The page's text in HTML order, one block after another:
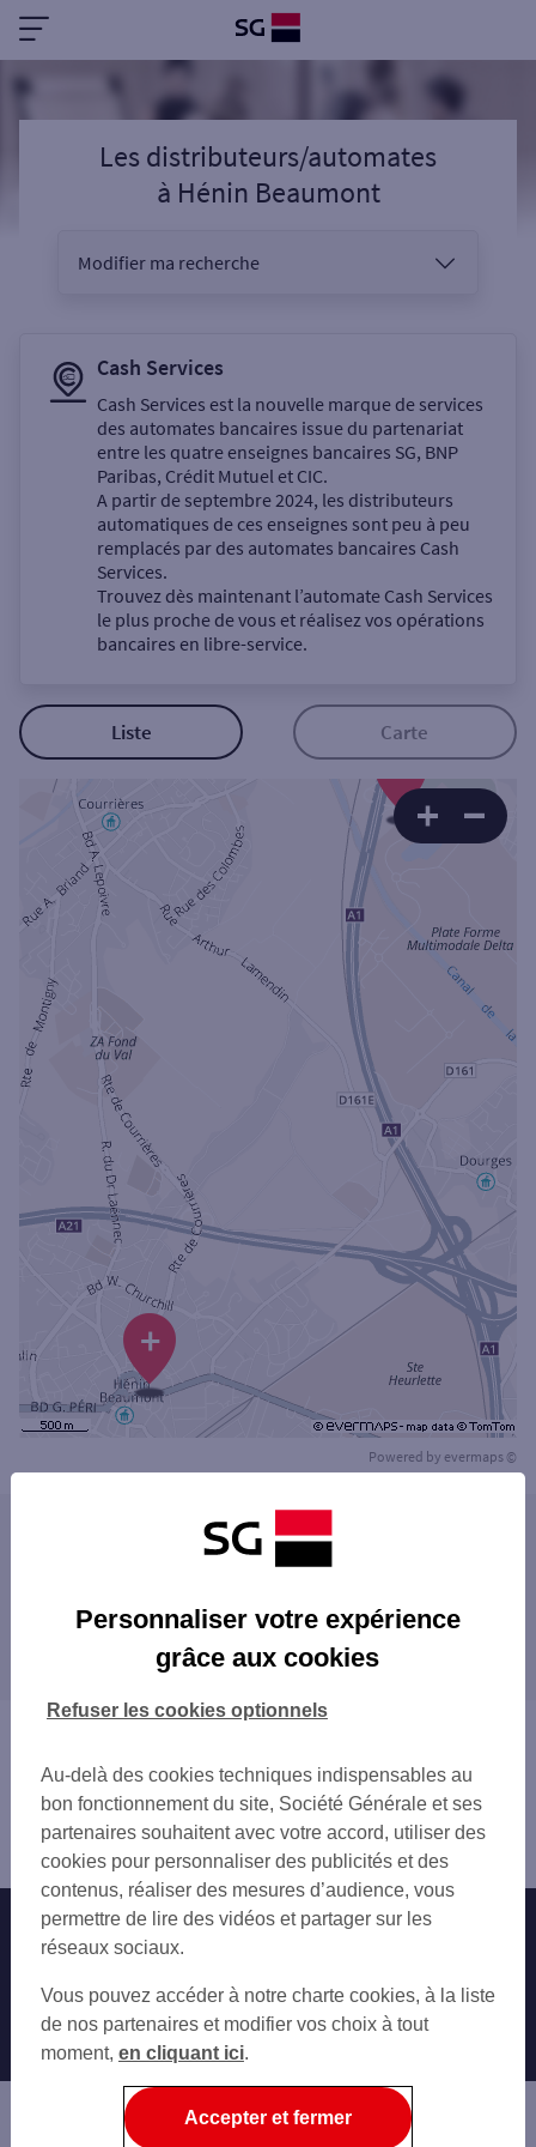
Les distributeurs/automates
à Hénin Beaumont
Modifier ma recherche
Sélectionnez votre recherche
Un service
Autour de moi
Ville / Code postal
Cash Services
Cash Services est la nouvelle marque de services
des automates bancaires issue du partenariat
entre les quatre enseignes bancaires SG, BNP
Paribas, Crédit Mutuel et CIC.
A partir de septembre 2024, les distributeurs
automatiques de ces enseignes sont peu à peu
remplacés par des automates bancaires Cash
Services.
Trouvez dès maintenant l’automate Cash Services
le plus proche de vous et réalisez vos opérations
bancaires en libre-service.
Liste Carte
3
+
Powered by evermaps ©
Les distributeurs/automates dans les villes à
COURRIÈRES
CARVIN
AVION
DOUAI
LIÉVIN
ANNOEULLIN
SIN-LE-NOBLE
SECLIN
BULLY-LES-MINES
WATTIGNIES
FACHES-THUMESNIL
Les distributeurs/automates dans les
départements limitrophes
80 SOMME
Pas-de-Calais
Nos engagements Nous contacter
Autres sites SG
Professionnels
Entreprises
Associations
Personnaliser votre expérience
grâce aux cookies
Au-delà des cookies techniques indispensables au
bon fonctionnement du site, Société Générale et ses
partenaires souhaitent avec votre accord, utiliser des
cookies pour personnaliser des publicités et des
contenus, réaliser des mesures d’audience, vous
permettre de lire des vidéos et partager sur les
réseaux sociaux.
Vous pouvez accéder à notre charte cookies, à la liste
de nos partenaires et modifier vos choix à tout
moment, en cliquant ici.
Refuser les cookies optionnels
Accepter et fermer